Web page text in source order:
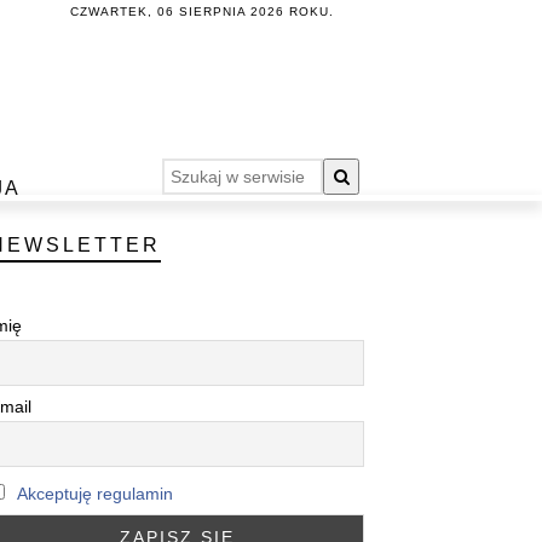
CZWARTEK, 06 SIERPNIA 2026 ROKU.
Akceptuję regulamin